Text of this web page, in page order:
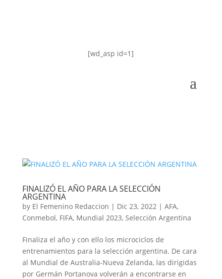
[wd_asp id=1]
FINALIZÓ EL AÑO PARA LA SELECCIÓN
ARGENTINA
by El Femenino Redaccion | Dic 23, 2022| AFA,
Conmebol, FIFA, Mundial 2023, Selección Argentina
Finaliza el año y con ello los microciclos de
entrenamientos para la selección argentina. De cara
al Mundial de Australia-Nueva Zelanda, las dirigidas
por Germán Portanova volverán a encontrarse en